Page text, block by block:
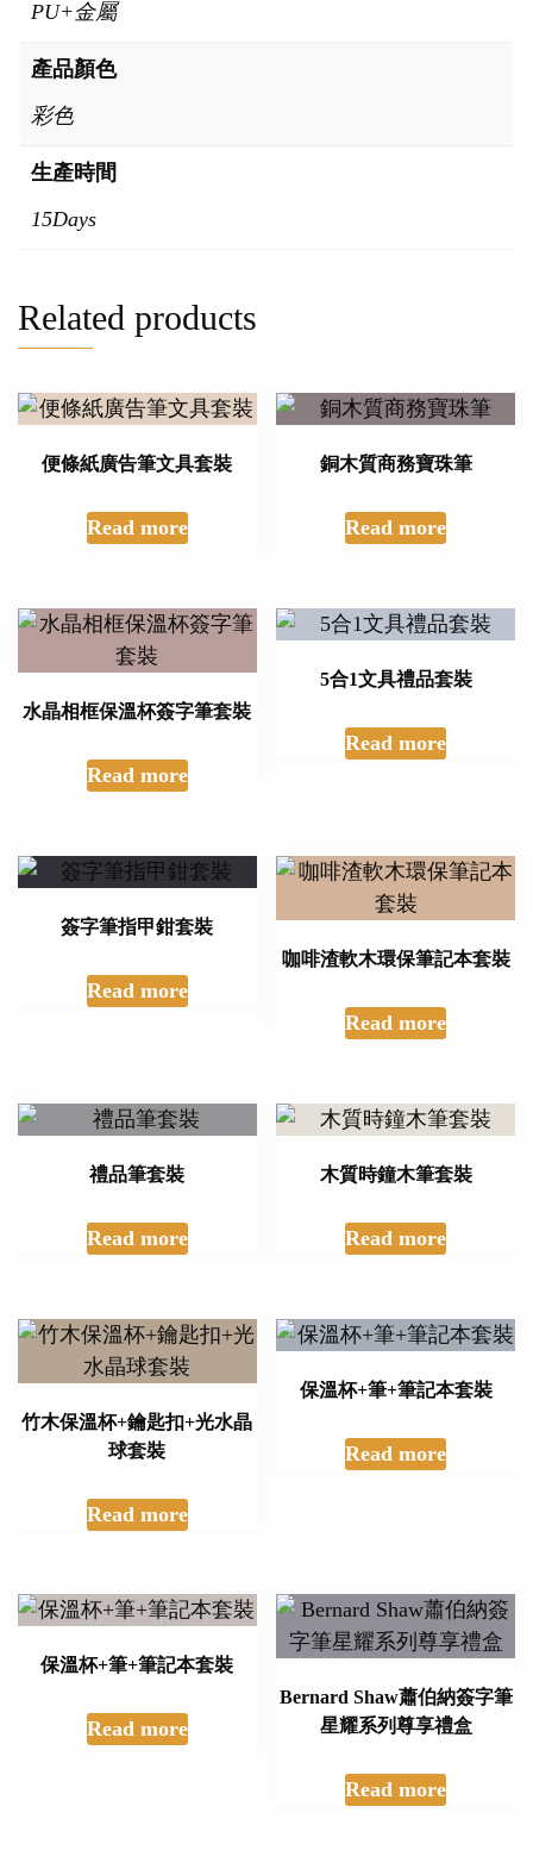
PU+金屬
產品顏色
彩色
生產時間
15Days
Related products
便條紙廣告筆文具套裝
Read more
銅木質商務寶珠筆
Read more
水晶相框保溫杯簽字筆套裝
Read more
5合1文具禮品套裝
Read more
簽字筆指甲鉗套裝
Read more
咖啡渣軟木環保筆記本套裝
Read more
禮品筆套裝
Read more
木質時鐘木筆套裝
Read more
竹木保溫杯+鑰匙扣+光水晶
球套裝
Read more
保溫杯+筆+筆記本套裝
Read more
保溫杯+筆+筆記本套裝
Read more
Bernard Shaw蕭伯納簽字筆
星耀系列尊享禮盒
Read more